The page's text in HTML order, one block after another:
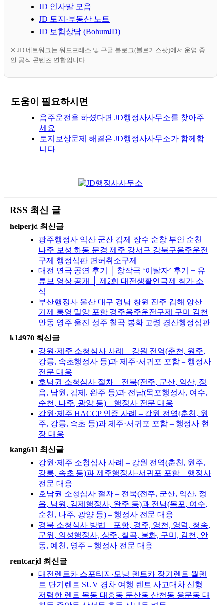
JD 인사말 모음
JD 토지·부동산 노트
JD 보험상담 (BohumJD)
※ JD 네트워크는 워드프레스 및 구글 블로그(블로거스팟)에서 운영 중
인 공식 콘텐츠 연합입니다.
도움이 필요하시면
음주운전을 하셨다면 JD행정사사무소를 찾아주
세요
토지보상문제 해결은 JD행정사사무소가 함께합
니다
RSS 최신 글
helperjd 최신글
광주행정사 익산 군산 김제 장수 순창 부안 순천
나주 보성 하동 문경 제주 강서구 강북구음주운전
구제 행정심판 면허취소구제
대전 연극 공연 후기 │ 창작극 ‘이탈자’ 후기 + 유
튜브 영상 공개 │ 제2회 대전생활연극제 참가 소
식
부산행정사 울산 대구 경남 창원 진주 김해 양산
거제 통영 밀양 포항 경주음주운전구제 구미 김천
안동 영주 울진 성주 칠곡 봉화 고령 경산행정심판
k14970 최신글
강원·제주 소청심사 사례 – 강원 전역(춘천, 원주,
강릉, 속초행정사 등)과 제주·서귀포 포함 – 행정사
전문 대응
호남권 소청심사 절차 – 전북(전주, 군산, 익산, 정
읍, 남원, 김제, 완주 등)과 전남(목포행정사, 여수,
순천, 나주, 광양 등) – 행정사 전문 대응
강원·제주 HACCP 인증 사례 – 강원 전역(춘천, 원
주, 강릉, 속초 등)과 제주·서귀포 포함 – 행정사 현
장 대응
kang611 최신글
강원·제주 소청심사 사례 – 강원 전역(춘천, 원주,
강릉, 속초 등)과 제주행정사·서귀포 포함 – 행정사
전문 대응
호남권 소청심사 절차 – 전북(전주, 군산, 익산, 정
읍, 남원, 김제행정사, 완주 등)과 전남(목포, 여수,
순천, 나주, 광양 등) – 행정사 전문 대응
경북 소청심사 방법 – 포항, 경주, 영천, 영덕, 청송,
군위, 의성행정사, 상주, 칠곡, 봉화, 구미, 김천, 안
동, 예천, 영주 – 행정사 전문 대응
rentcarjd 최신글
대전렌트카 스포티지·모닝 렌트카 장기렌트 월렌
트 단기렌트 SUV 경차 여행 렌트 사고대차 신형
저렴한 렌트 목동 대흥동 둔산동 산천동 용문동 대